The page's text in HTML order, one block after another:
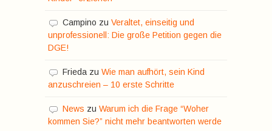
Campino zu Veraltet, einseitig und
unprofessionell: Die große Petition gegen die
DGE!
Frieda zu Wie man aufhört, sein Kind
anzuschreien – 10 erste Schritte
News zu Warum ich die Frage “Woher
kommen Sie?” nicht mehr beantworten werde